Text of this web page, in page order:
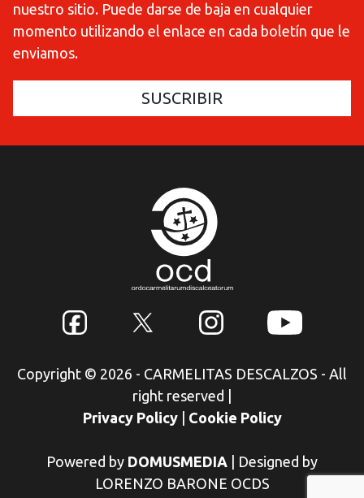
nuestro sitio. Puede darse de baja en cualquier
momento utilizando el enlace en cada boletín que le
enviamos.
Copyright © 2026 - CARMELITAS DESCALZOS - All
right reserved
Privacy Policy
Cookie Policy
Powered by DOMUSMEDIA
Designed by
LORENZO BARONE OCDS